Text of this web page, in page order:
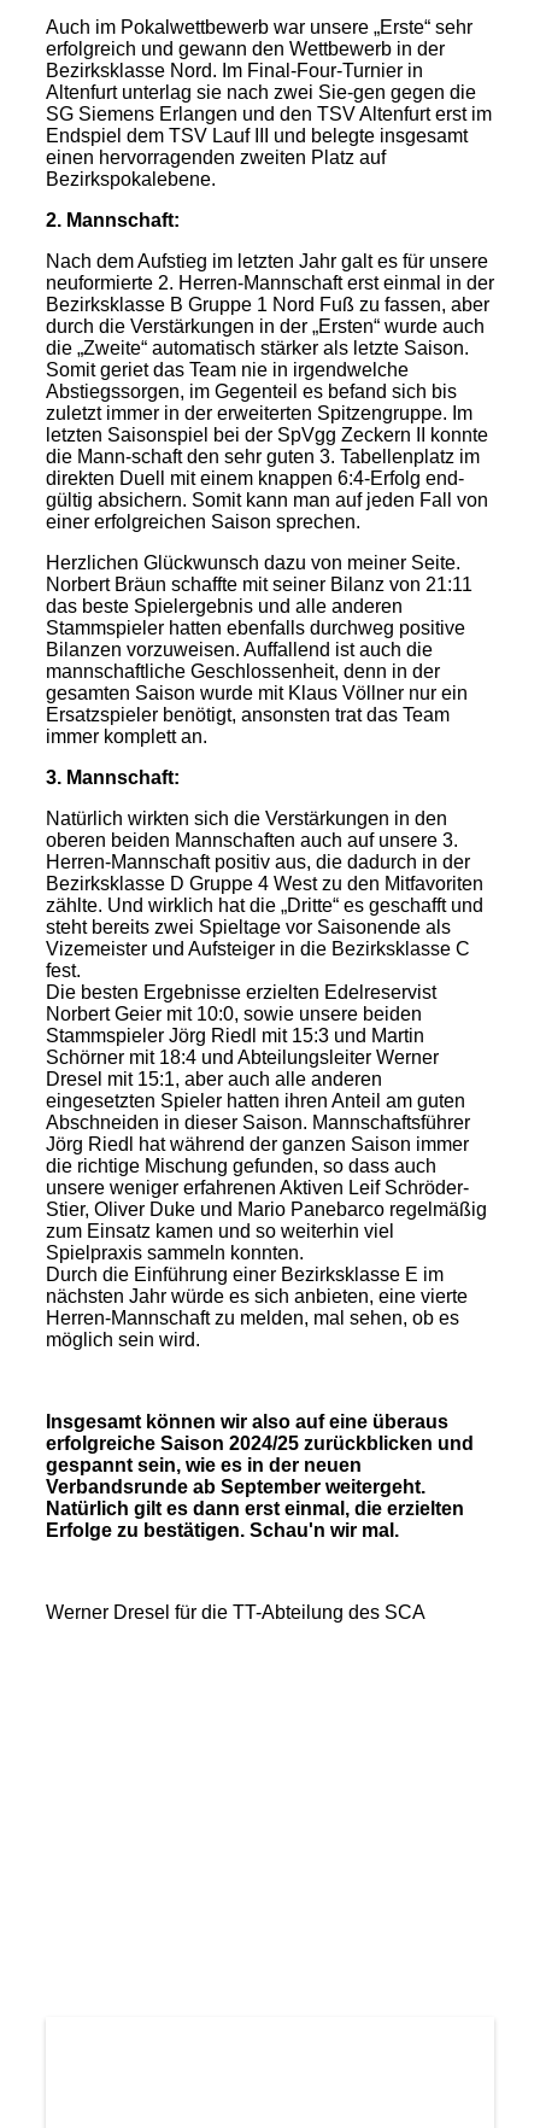
Auch im Pokalwettbewerb war unsere „Erste“ sehr
erfolgreich und gewann den Wettbewerb in der
Bezirksklasse Nord. Im Final-Four-Turnier in
Altenfurt unterlag sie nach zwei Sie-gen gegen die
SG Siemens Erlangen und den TSV Altenfurt erst im
Endspiel dem TSV Lauf III und belegte insgesamt
einen hervorragenden zweiten Platz auf
Bezirkspokalebene.
2. Mannschaft:
Nach dem Aufstieg im letzten Jahr galt es für unsere
neuformierte 2. Herren-Mannschaft erst einmal in der
Bezirksklasse B Gruppe 1 Nord Fuß zu fassen, aber
durch die Verstärkungen in der „Ersten“ wurde auch
die „Zweite“ automatisch stärker als letzte Saison.
Somit geriet das Team nie in irgendwelche
Abstiegssorgen, im Gegenteil es befand sich bis
zuletzt immer in der erweiterten Spitzengruppe. Im
letzten Saisonspiel bei der SpVgg Zeckern II konnte
die Mann-schaft den sehr guten 3. Tabellenplatz im
direkten Duell mit einem knappen 6:4-Erfolg end-
gültig absichern. Somit kann man auf jeden Fall von
einer erfolgreichen Saison sprechen.
Herzlichen Glückwunsch dazu von meiner Seite.
Norbert Bräun schaffte mit seiner Bilanz von 21:11
das beste Spielergebnis und alle anderen
Stammspieler hatten ebenfalls durchweg positive
Bilanzen vorzuweisen. Auffallend ist auch die
mannschaftliche Geschlossenheit, denn in der
gesamten Saison wurde mit Klaus Völlner nur ein
Ersatzspieler benötigt, ansonsten trat das Team
immer komplett an.
3. Mannschaft:
Natürlich wirkten sich die Verstärkungen in den
oberen beiden Mannschaften auch auf unsere 3.
Herren-Mannschaft positiv aus, die dadurch in der
Bezirksklasse D Gruppe 4 West zu den Mitfavoriten
zählte. Und wirklich hat die „Dritte“ es geschafft und
steht bereits zwei Spieltage vor Saisonende als
Vizemeister und Aufsteiger in die Bezirksklasse C
fest.
Die besten Ergebnisse erzielten Edelreservist
Norbert Geier mit 10:0, sowie unsere beiden
Stammspieler Jörg Riedl mit 15:3 und Martin
Schörner mit 18:4 und Abteilungsleiter Werner
Dresel mit 15:1, aber auch alle anderen
eingesetzten Spieler hatten ihren Anteil am guten
Abschneiden in dieser Saison. Mannschaftsführer
Jörg Riedl hat während der ganzen Saison immer
die richtige Mischung gefunden, so dass auch
unsere weniger erfahrenen Aktiven Leif Schröder-
Stier, Oliver Duke und Mario Panebarco regelmäßig
zum Einsatz kamen und so weiterhin viel
Spielpraxis sammeln konnten.
Durch die Einführung einer Bezirksklasse E im
nächsten Jahr würde es sich anbieten, eine vierte
Herren-Mannschaft zu melden, mal sehen, ob es
möglich sein wird.
Insgesamt können wir also auf eine überaus
erfolgreiche Saison 2024/25 zurückblicken und
gespannt sein, wie es in der neuen
Verbandsrunde ab September weitergeht.
Natürlich gilt es dann erst einmal, die erzielten
Erfolge zu bestätigen. Schau'n wir mal.
Werner Dresel für die TT-Abteilung des SCA